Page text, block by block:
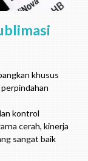
khusus
kontrol
cerah, kinerja
sangat baik